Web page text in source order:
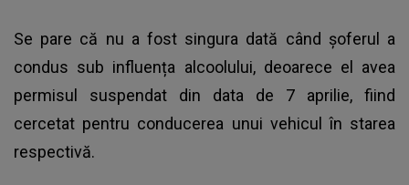
Se pare că nu a fost singura dată când șoferul a
condus sub influența alcoolului, deoarece el avea
permisul suspendat din data de 7 aprilie, fiind
cercetat pentru conducerea unui vehicul în starea
respectivă.